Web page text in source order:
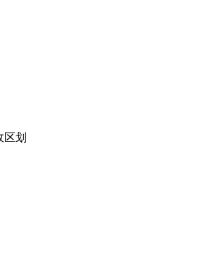
划